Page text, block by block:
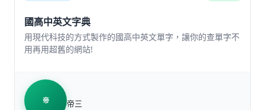
國高中英文字典
用現代科技的方式製作的國高中英文單字，讓你的查單字不
用再用超舊的網站!
帝 帝三